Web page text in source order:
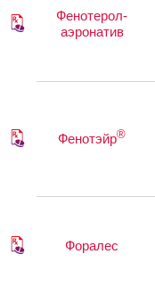
Фенотерол-
аэронатив
Фенотэйр®
Форалес